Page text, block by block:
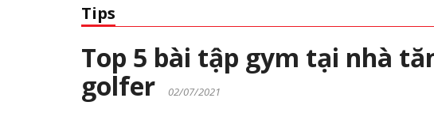
Tips
Top 5 bài tập gym tại nhà
golfer
02/07/2021